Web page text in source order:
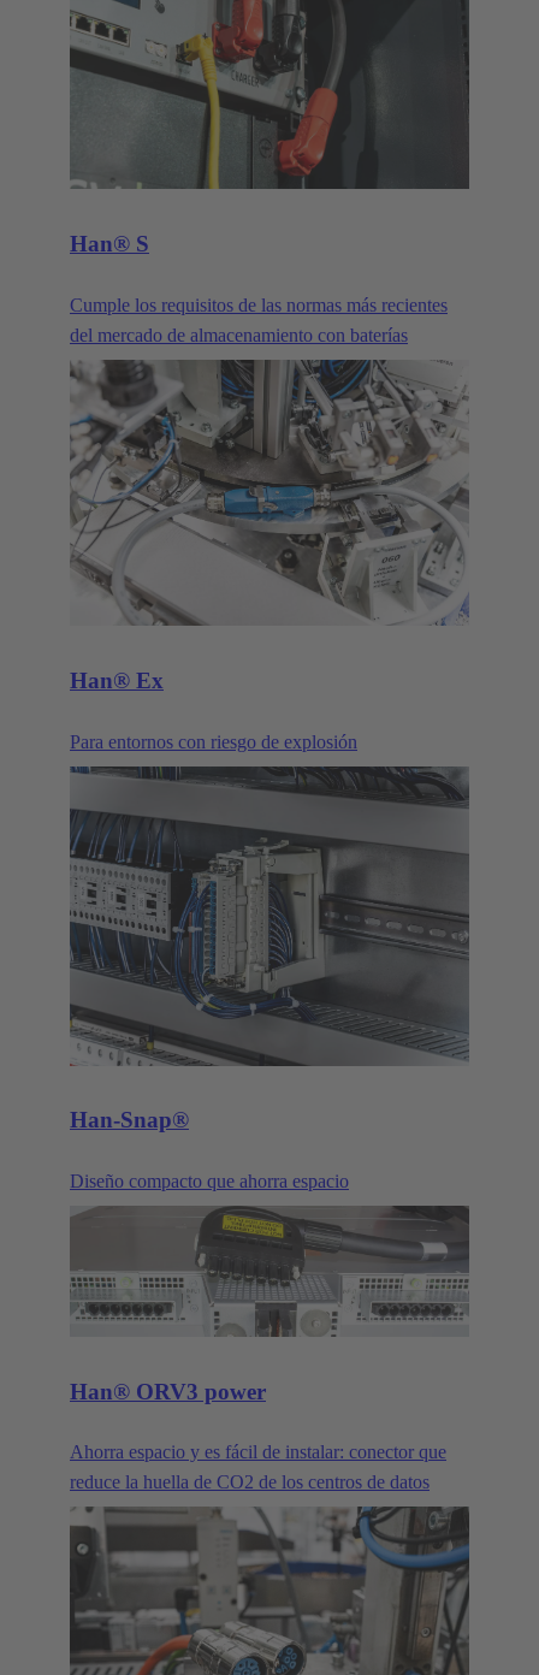
Han® S
Cumple los requisitos de las normas más recientes
del mercado de almacenamiento con baterías
Han® Ex
Para entornos con riesgo de explosión
Han-Snap®
Diseño compacto que ahorra espacio
Han® ORV3 power
Ahorra espacio y es fácil de instalar: conector que
reduce la huella de CO2 de los centros de datos